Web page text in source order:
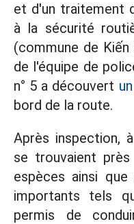
et d'un traitement
à la sécurité
(commune de
de l'équipe de
n° 5 a découvert
bord de la route.
Après inspection,
se trouvaient
espèces ainsi
importants tels
permis de